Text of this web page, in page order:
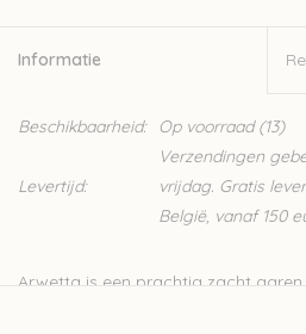
Informatie
Beschikbaarheid: Op voorraad(13)
Levertijd:
Verzendingen
vrijdag. Gratis
België, vanaf 150
Arwetta is een prachtig zacht